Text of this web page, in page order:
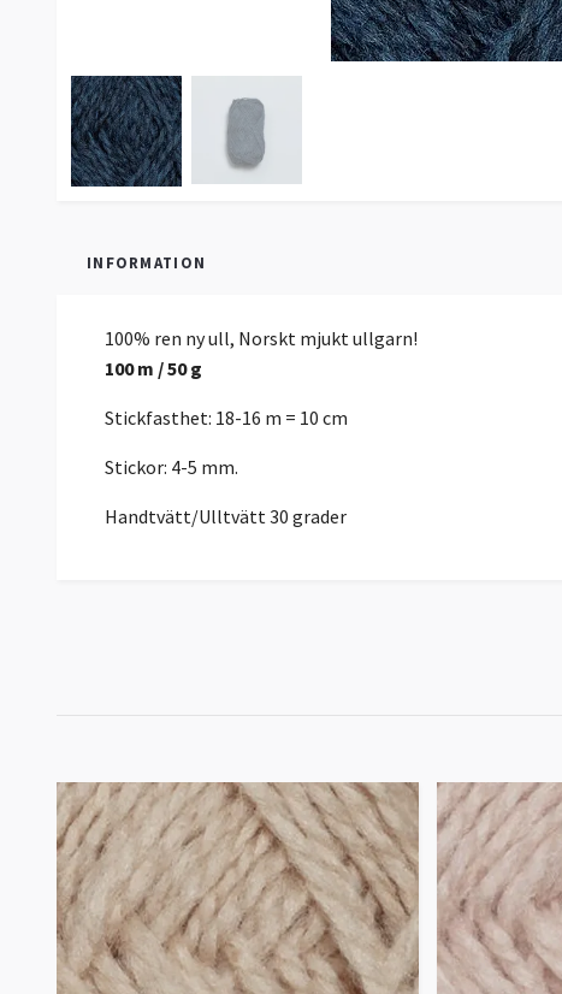
INFORMATION
100% ren ny ull, Norskt mjukt ullgarn!
100 m / 50 g
Stickfasthet: 18-16 m = 10 cm
Stickor: 4-5 mm.
Handtvätt/Ulltvätt 30 grader